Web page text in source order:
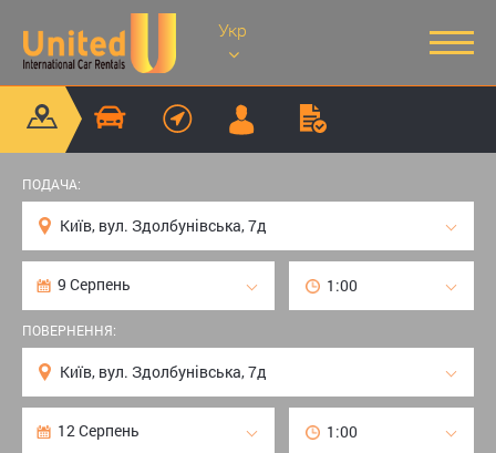
Укр
ПОДАЧА:
ПОВЕРНЕННЯ: